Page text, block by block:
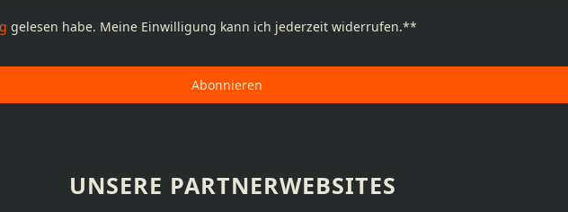
gelesen habe. Meine Einwilligung kann ich jederzeit widerrufen.**
Abonnieren
UNSERE PARTNERWEBSITES